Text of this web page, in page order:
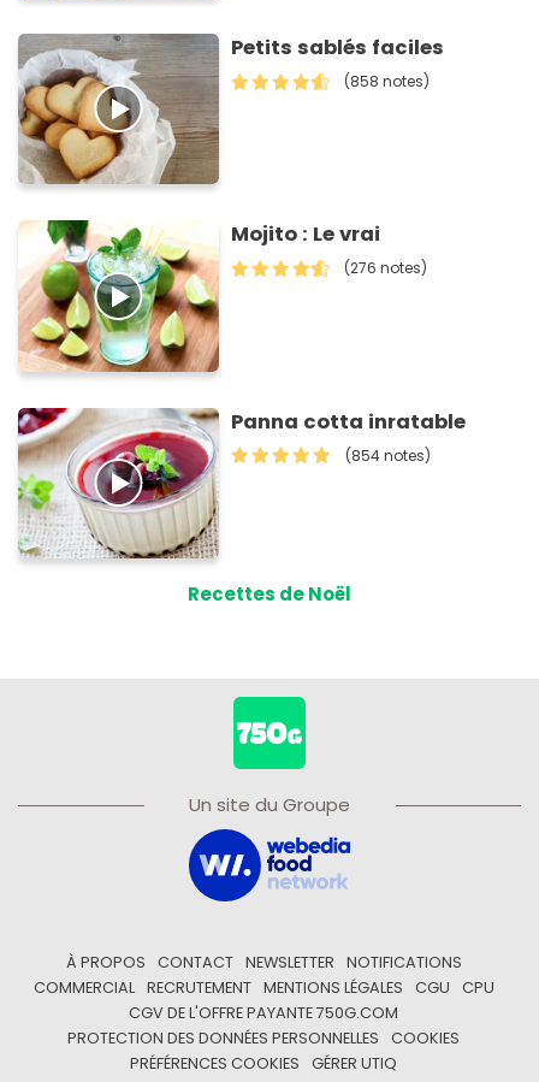
Petits sablés faciles
(858 notes)
Mojito : Le vrai
(276 notes)
Panna cotta inratable
(854 notes)
Recettes de Noël
Un site du Groupe
À PROPOS CONTACT NEWSLETTER
NOTIFICATIONS
COMMERCIAL
RECRUTEMENT MENTIONS LÉGALES CGU
CPU
CGV DE L'OFFRE PAYANTE 750G.COM
PROTECTION DES DONNÉES PERSONNELLES
COOKIES
PRÉFÉRENCES COOKIES
GÉRER UTIQ